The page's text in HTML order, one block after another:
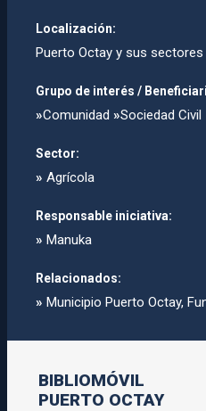
Localización:
Puerto Octay y sus sectores
Grupo de interés /
»Comunidad »Sociedad Civil
Sector:
» Agrícola
Responsable iniciativa:
» Manuka
Relacionados:
» Municipio Puerto Octay,
BIBLIOMÓVIL
PUERTO OCTAY